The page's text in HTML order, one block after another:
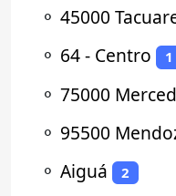
⚬ 45000
⚬ 64 - Centro 1
⚬ 75000
⚬ 95500
⚬ Aiguá 2